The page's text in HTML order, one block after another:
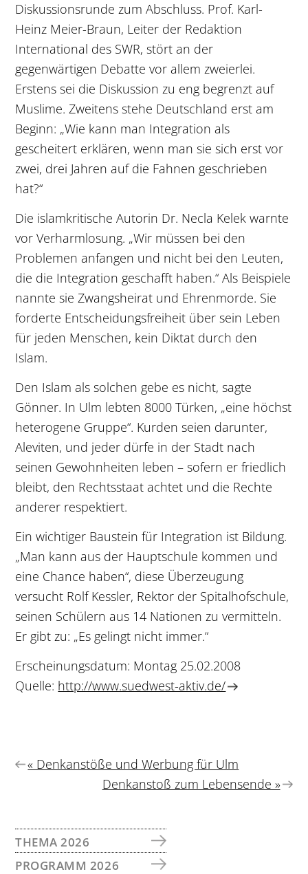
Diskussionsrunde zum Abschluss. Prof. Karl-
Heinz Meier-Braun, Leiter der Redaktion
International des SWR, stört an der
gegenwärtigen Debatte vor allem zweierlei.
Erstens sei die Diskussion zu eng begrenzt auf
Muslime. Zweitens stehe Deutschland erst am
Beginn: „Wie kann man Integration als
gescheitert erklären, wenn man sie sich erst vor
zwei, drei Jahren auf die Fahnen geschrieben
hat?“
Die islamkritische Autorin Dr. Necla Kelek warnte
vor Verharmlosung. „Wir müssen bei den
Problemen anfangen und nicht bei den Leuten,
die die Integration geschafft haben.“ Als Beispiele
nannte sie Zwangsheirat und Ehrenmorde. Sie
forderte Entscheidungsfreiheit über sein Leben
für jeden Menschen, kein Diktat durch den
Islam.
Den Islam als solchen gebe es nicht, sagte
Gönner. In Ulm lebten 8000 Türken, „eine höchst
heterogene Gruppe“. Kurden seien darunter,
Aleviten, und jeder dürfe in der Stadt nach
seinen Gewohnheiten leben – sofern er friedlich
bleibt, den Rechtsstaat achtet und die Rechte
anderer respektiert.
Ein wichtiger Baustein für Integration ist Bildung.
„Man kann aus der Hauptschule kommen und
eine Chance haben“, diese Überzeugung
versucht Rolf Kessler, Rektor der Spitalhofschule,
seinen Schülern aus 14 Nationen zu vermitteln.
Er gibt zu: „Es gelingt nicht immer.“
Erscheinungsdatum: Montag 25.02.2008
Quelle: http://www.suedwest-aktiv.de/
Vorheriger
« Denkanstöße und Werbung für Ulm
Nächster
Denkanstoß zum Lebensende »
SEITENSPALTE
THEMA 2026
PROGRAMM 2026